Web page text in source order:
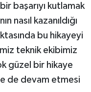
başarıyı kutlamak
nasıl kazanıldığı
bu hikayeyi
teknik ekibimiz
güzel bir hikaye
de devam etmesi